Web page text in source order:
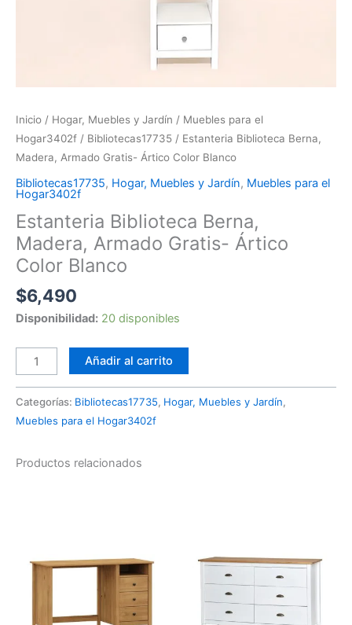
Inicio / Hogar, Muebles y Jardín / Muebles para el
Hogar3402f / Bibliotecas17735 / Estanteria Biblioteca Berna,
Madera, Armado Gratis- Ártico Color Blanco
Bibliotecas17735, Hogar, Muebles y Jardín, Muebles para el
Hogar3402f
Estanteria Biblioteca Berna,
Madera, Armado Gratis- Ártico
Color Blanco
$6,490
Disponibilidad: 20 disponibles
Añadir al carrito
Categorías: Bibliotecas17735, Hogar, Muebles y Jardín,
Muebles para el Hogar3402f
Productos relacionados